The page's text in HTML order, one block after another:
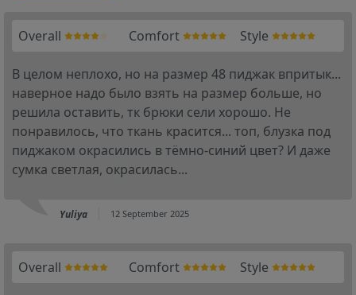
Overall Comfort Style
В целом неплохо, но на размер 48 пиджак впритык...
наверное надо было взять на размер больше, но
решила оставить, тк брюки сели хорошо. Не
понравилось, что ткань красится... топ, блузка под
пиджаком окрасились в тёмно-синий цвет? И даже
сумка светлая, окрасилась...
Yuliya 12 September 2025
Overall Comfort Style